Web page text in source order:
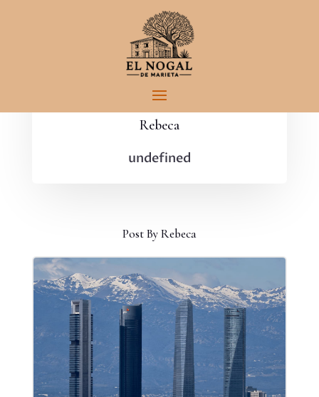
Rebeca
undefined
Post By Rebeca